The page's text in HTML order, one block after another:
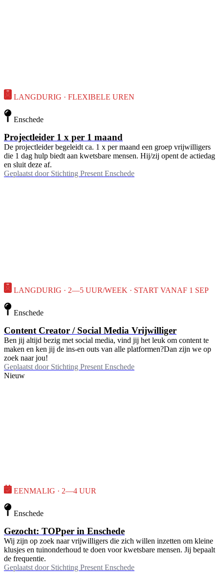
LANGDURIG · FLEXIBELE UREN
Enschede
Projectleider 1 x per 1 maand
De projectleider begeleidt ca. 1 x per maand een groep vrijwilligers
die 1 dag hulp biedt aan kwetsbare mensen. Hij/zij opent de actiedag
en sluit deze af.
Geplaatst door Stichting Present Enschede
LANGDURIG · 2—5 UUR/WEEK · START VANAF 1 SEP
Enschede
Content Creator / Social Media Vrijwilliger
Ben jij altijd bezig met social media, vind jij het leuk om content te
maken en ken jij de ins-en outs van alle platformen?Dan zijn we op
zoek naar jou!
Geplaatst door Stichting Present Enschede
Nieuw
EENMALIG · 2—4 UUR
Enschede
Gezocht: TOPper in Enschede
Wij zijn op zoek naar vrijwilligers die zich willen inzetten om kleine
klusjes en tuinonderhoud te doen voor kwetsbare mensen. Jij bepaalt
de frequentie.
Geplaatst door Stichting Present Enschede